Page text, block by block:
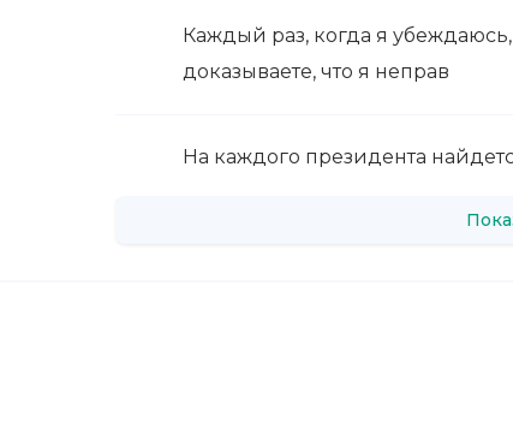
Каждый раз, когда я
доказываете, что я неправ
На каждого президента